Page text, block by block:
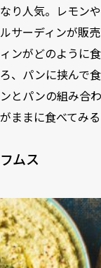
なり人気。レモン
ルサーディンが販
ィンがどのように
ろ、パンに挟んで
ンとパンの組み合
がままに食べてみ
フムス